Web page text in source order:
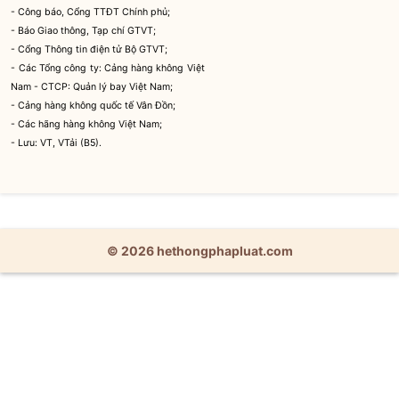
- Công báo, Cổng TTĐT Chính phủ;
- Báo Giao thông, Tạp chí GTVT;
- Cổng Thông tin điện tử Bộ GTVT;
- Các Tổng công ty: Cảng hàng không Việt
Nam - CTCP: Quản lý bay Việt Nam;
-Cảng hàng không quốc tế Vân Đồn;
- Các hãng hàng không Việt Nam;
- Lưu: VT, VTải (B5).
© 2026 hethongphapluat.com